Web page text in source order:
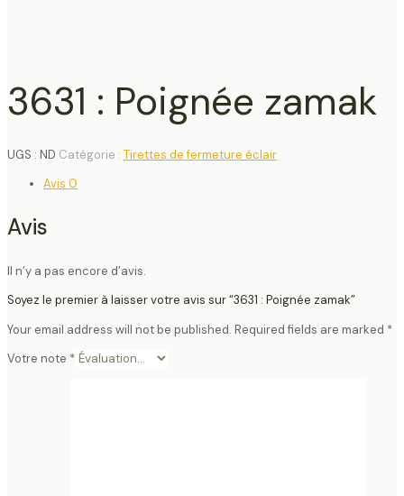
3631 : Poignée zamak
UGS : ND Catégorie : Tirettes de fermeture éclair
Avis 0
Avis
Il n’y a pas encore d’avis.
Soyez le premier à laisser votre avis sur “3631 : Poignée zamak”
Your email address will not be published. Required fields are marked *
Votre note *